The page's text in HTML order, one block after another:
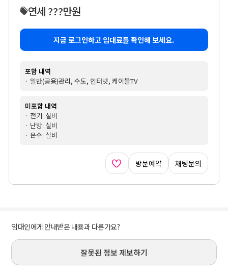
연세 ???만원
지금 로그인하고 임대료를 확인해 보세요.
포함 내역
· 일반(공용)관리, 수도, 인터넷, 케이블TV
미포함 내역
· 전기: 실비
· 난방: 실비
· 온수: 실비
방문예약 채팅문의
임대인에게 안내받은 내용과 다른가요?
잘못된 정보 제보하기